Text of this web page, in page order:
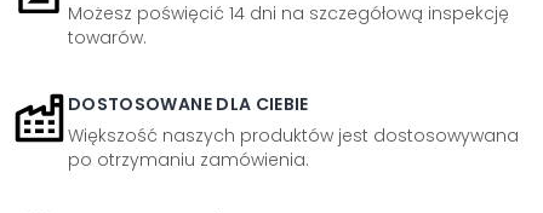
Możesz poświęcić 14 dni na szczegółową inspekcję
towarów.
DOSTOSOWANE DLA CIEBIE
Większość naszych produktów jest dostosowywana
po otrzymaniu zamówienia.